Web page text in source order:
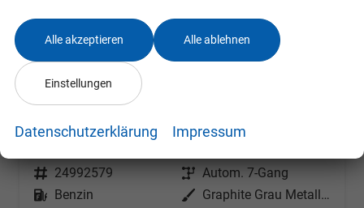
Skoda Kamiq 0 % Anzahlung
unverbindliche Lieferzeit:14 Tage Neuwagen mit Tageszulassung
Fahrzeugnr. 24992579 Getriebe Autom. 7-Gang
Kraftstoff
Benzin Außenfarbe
Graphite Grau Metallic
Alle akzeptieren Alle ablehnen
Einstellungen
Datenschutzerklärung Impressum